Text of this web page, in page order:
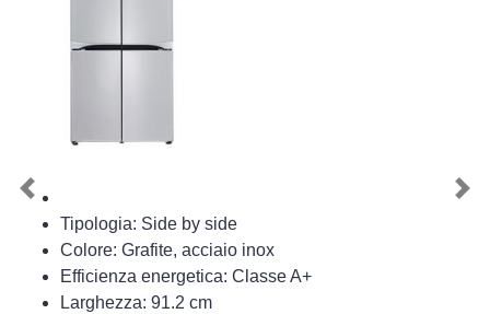
Tipologia: Side by side
Colore: Grafite, acciaio inox
Efficienza energetica: Classe A+
Larghezza: 91.2 cm
Previous